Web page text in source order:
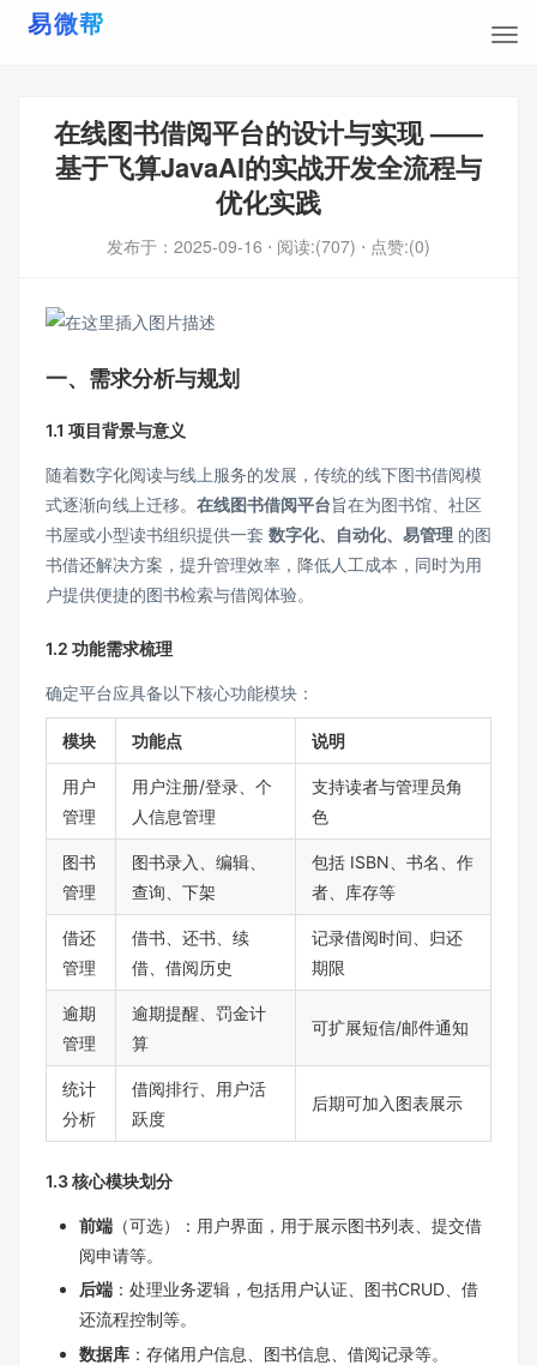
在线图书借阅平台的设计与实现 ——
基于飞算JavaAI的实战开发全流程与
优化实践
发布于： 2025-09-16 ⋅ 阅读:(707) ⋅ 点赞:(0)
一、需求分析与规划
1.1 项目背景与意义
随着数字化阅读与线上服务的发展，传统的线下图书借阅模
式逐渐向线上迁移。 在线图书借阅平台旨在为图书馆、社区
书屋或小型读书组织提供一套 数字化、自动化、易管理 的图
书借还解决方案，提升管理效率，降低人工成本，同时为用
户提供便捷的图书检索与借阅体验。
1.2 功能需求梳理
确定平台应具备以下核心功能模块：
模块 功能点 说明
用户
管理
用户注册/登录、个
人信息管理
支持读者与管理员角
色
图书
管理
图书录入、编辑、
查询、下架
包括 ISBN、书名、作
者、库存等
借还
管理
借书、还书、续
借、借阅历史
记录借阅时间、归还
期限
逾期
管理
逾期提醒、罚金计
算
可扩展短信/邮件通知
统计
分析
借阅排行、用户活
跃度
后期可加入图表展示
1.3 核心模块划分
前端 （可选）：用户界面，用于展示图书列表、提交借
阅申请等。
后端 ：处理业务逻辑，包括用户认证、图书CRUD、借
还流程控制等。
数据库 ：存储用户信息、图书信息、借阅记录等。